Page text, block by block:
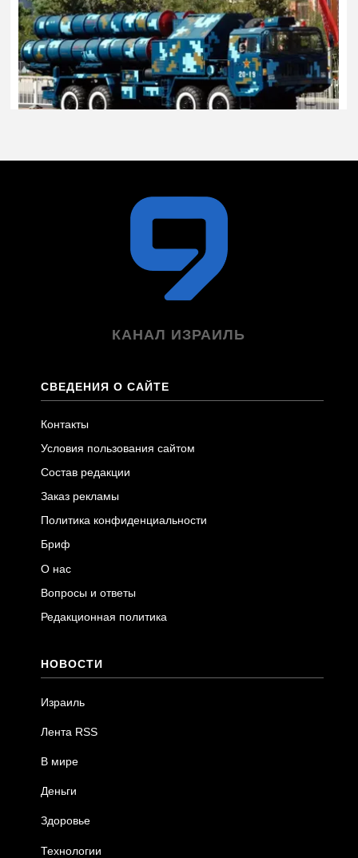
КАНАЛ ИЗРАИЛЬ
СВЕДЕНИЯ О САЙТЕ
Контакты
Условия пользования сайтом
Состав редакции
Заказ рекламы
Политика конфиденциальности
Бриф
О нас
Вопросы и ответы
Редакционная политика
НОВОСТИ
Израиль
Лента RSS
В мире
Деньги
Здоровье
Технологии